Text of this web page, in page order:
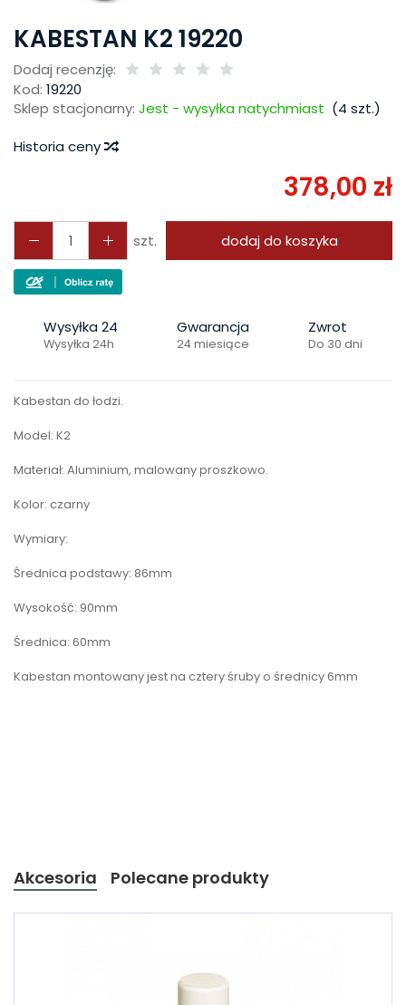
KABESTAN K2 19220
Dodaj recenzję:
Kod: 19220
Sklep stacjonarny: Jest - wysyłka natychmiast (4 szt.)
Historia ceny
378,00 zł
szt. dodaj do koszyka
Wysyłka 24
Wysyłka 24h
Gwarancja
24 miesiące
Zwrot
Do 30 dni
Kabestan do łodzi.
Model: K2
Materiał: Aluminium, malowany proszkowo.
Kolor: czarny
Wymiary:
Średnica podstawy: 86mm
Wysokość: 90mm
Średnica: 60mm
Kabestan montowany jest na cztery śruby o średnicy 6mm
Akcesoria Polecane produkty